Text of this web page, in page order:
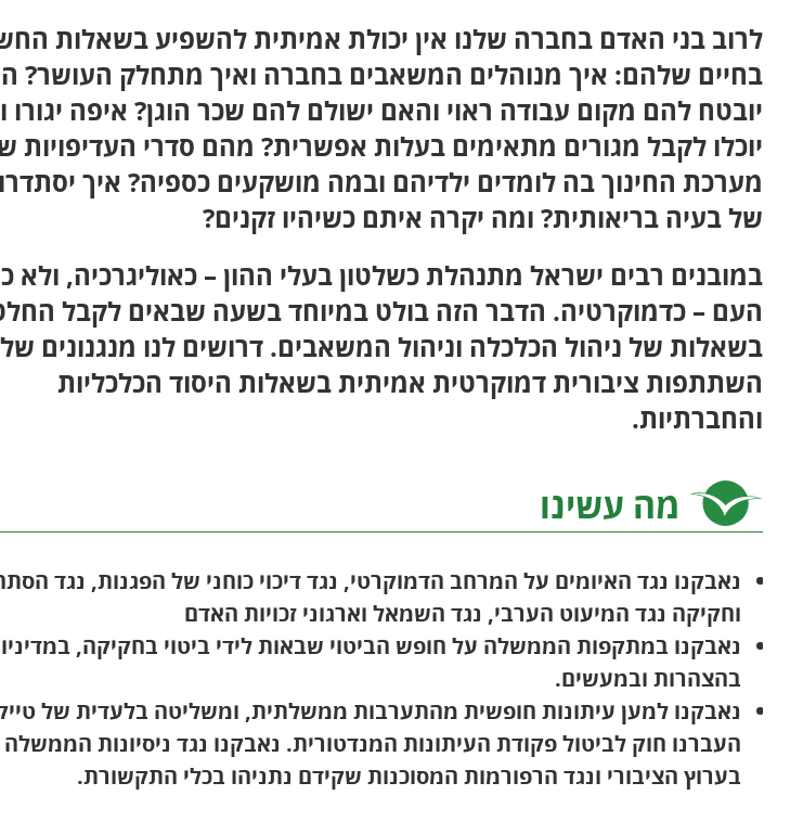
לרוב בני האדם בחברה שלנו אין יכולת אמיתית להשפיע בשאלות
בחיים שלהם: איך מנוהלים המשאבים בחברה ואיך מתחלק העושר?
יובטח להם מקום עבודה ראוי והאם ישולם להם שכר הוגן? איפה יגורו
יוכלו לקבל מגורים מתאימים בעלות אפשרית? מהם סדרי העדיפויות
מערכת החינוך בה לומדים ילדיהם ובמה מושקעים כספיה? איך
של בעיה בריאותית? ומה יקרה איתם כשיהיו זקנים?
במובנים רבים ישראל מתנהלת כשלטון בעלי ההון – כאוליגרכיה, ולא
העם – כדמוקרטיה. הדבר הזה בולט במיוחד בשעה שבאים לקבל
בשאלות של ניהול הכלכלה וניהול המשאבים. דרושים לנו מנגנונים של
השתתפות ציבורית דמוקרטית אמיתית בשאלות היסוד הכלכליות
והחברתיות.
מה עשינו
נאבקנו נגד האיומים על המרחב הדמוקרטי, נגד דיכוי כוחני של הפגנות, נגד
וחקיקה נגד המיעוט הערבי, נגד השמאל וארגוני זכויות האדם
נאבקנו במתקפות הממשלה על חופש הביטוי שבאות לידי ביטוי בחקיקה,
בהצהרות ובמעשים.
נאבקנו למען עיתונות חופשית מהתערבות ממשלתית, ומשליטה בלעדית של
העברנו חוק לביטול פקודת העיתונות המנדטורית. נאבקנו נגד ניסיונות
בערוץ הציבורי ונגד הרפורמות המסוכנות שקידם נתניהו בכלי התקשורת.